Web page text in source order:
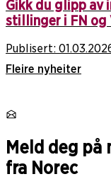
Gikk du glipp av
stillinger i FN og
Publisert:
Fleire nyheiter
Meld deg
fra Norec